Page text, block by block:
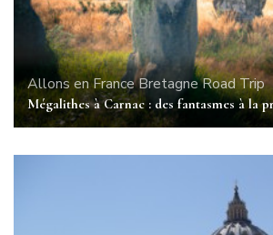
Allons en FranceBretagneRoad Trip
Mégalithes à Carnac : des fantasmes à la